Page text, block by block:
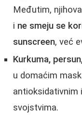
Međutim,
i ne smeju se
sunscreen, već
Kurkuma,
u domaćim
antioksidativnim
svojstvima.